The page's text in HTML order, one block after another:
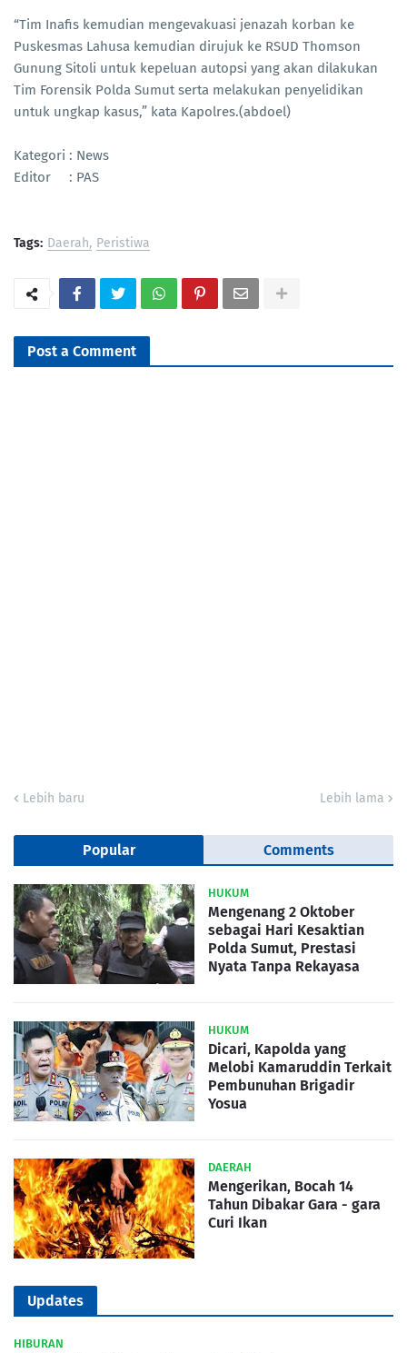
“Tim Inafis kemudian mengevakuasi jenazah korban ke
Puskesmas Lahusa kemudian dirujuk ke RSUD Thomson
Gunung Sitoli untuk kepeluan autopsi yang akan dilakukan
Tim Forensik Polda Sumut serta melakukan penyelidikan
untuk ungkap kasus,” kata Kapolres.(abdoel)
Kategori : News
Editor : PAS
Tags: Daerah Peristiwa
Post a Comment
Lebih baru Lebih lama
Popular Comments
HUKUM
Mengenang 2 Oktober
sebagai Hari Kesaktian
Polda Sumut, Prestasi
Nyata Tanpa Rekayasa
HUKUM
Dicari, Kapolda yang
Melobi Kamaruddin Terkait
Pembunuhan Brigadir
Yosua
DAERAH
Mengerikan, Bocah 14
Tahun Dibakar Gara - gara
Curi Ikan
Updates
HIBURAN